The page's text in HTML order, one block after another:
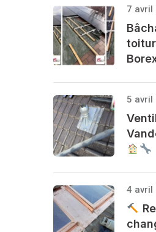
7 avril
5 avril
4 avril